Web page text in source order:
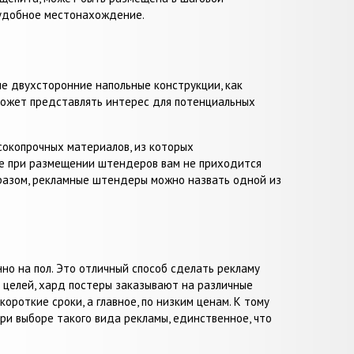
местонахождение.
напольные конструкции, как
представлять интерес для потенциальных
материалов, из которых
при размещении штендеров вам не приходится
рекламные штендеры можно назвать одной из
на пол. Это отличный способ сделать рекламу
хард постеры заказывают на различные
сроки, а главное, по низким ценам. К тому
выборе такого вида рекламы, единственное, что